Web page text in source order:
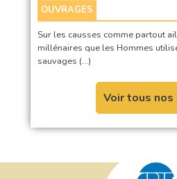
OUVRAGES
Sur les causses comme partout
millénaires que les Hommes
sauvages (…)
Voir tous